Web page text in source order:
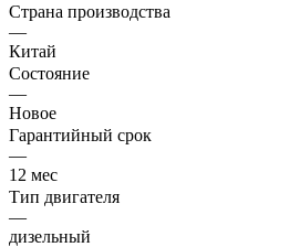
Страна производства
—
Китай
Состояние
—
Новое
Гарантийный срок
—
12 мес
Тип двигателя
—
дизельный